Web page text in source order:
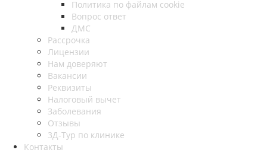
Политика по файлам cookie
Вопрос ответ
ДМС
Рассрочка
Лицензии
Нам доверяют
Вакансии
Реквизиты
Налоговый вычет
Заболевания
Отзывы
3Д-Тур по клинике
Контакты